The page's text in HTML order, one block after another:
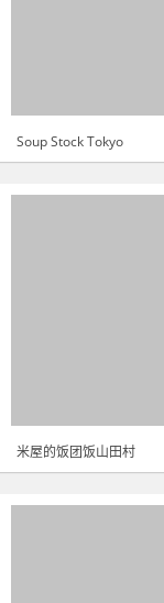
Soup Stock Tokyo
米屋的饭团饭山田村